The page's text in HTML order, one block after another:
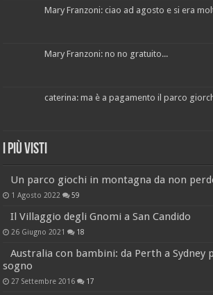
Mary Franzoni: ciao ad agosto e si era
Mary Franzoni: no no gratuito...
caterina: ma è a pagamento il parco
I più visti
Un parco giochi in montagna da non
1 Agosto 2022 59
Il Villaggio degli Gnomi a San Candido
26 Giugno 2021 18
Australia con bambini: da Perth a Sydney
sogno
27 Settembre 2016 17